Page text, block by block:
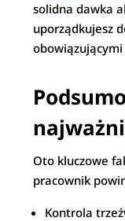
solidna dawka
uporządkujesz
Oto kluczowe
pracownik
Kontrola